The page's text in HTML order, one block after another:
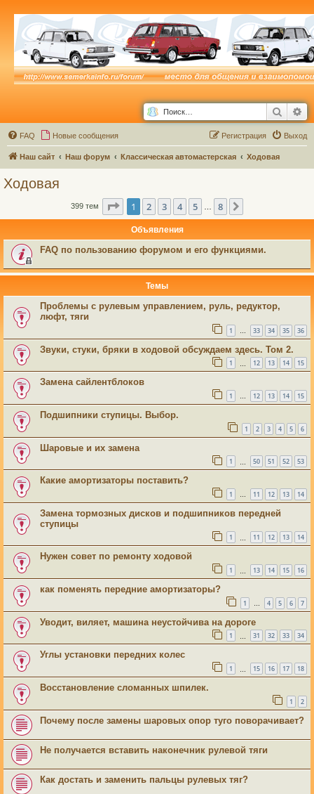
Поиск
FAQ Новые сообщения Выход
Регистрация
Наш сайт Наш форум Классическая автомастерская Ходовая
Ходовая
399 тем Страница из
1 2 3 4 5 8
Объявления
FAQ по пользованию форумом и его функциями.
Темы
Проблемы с рулевым управлением, руль, редуктор,
люфт, тяги
1 … 33 34 35 36
Звуки, стуки, бряки в ходовой обсуждаем здесь. Том 2.
1 12 13 14 15
Замена сайлентблоков
1 … 12 13 14 15
Подшипники ступицы. Выбор.
1 2 3 4 5 6
Шаровые и их замена
1 50 51 52 53
Какие амортизаторы поставить?
1 … 11 12 13 14
Замена тормозных дисков и подшипников передней
ступицы
1 11 12 13 14
Нужен совет по ремонту ходовой
1 13 14 15 16
как поменять передние амортизаторы?
1 … 4 5 6 7
Уводит, виляет, машина неустойчива на дороге
1 31 32 33 34
Углы установки передних колес
1 15 16 17 18
Восстановление сломанных шпилек.
1 2
Почему после замены шаровых опор туго поворачивает?
Не получается вставить наконечник рулевой тяги
Как достать и заменить пальцы рулевых тяг?